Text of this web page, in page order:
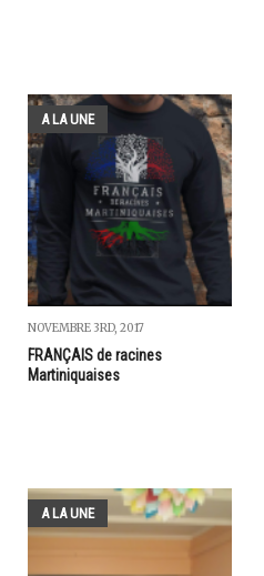
A LA UNE
NOVEMBRE 3RD, 2017
FRANÇAIS de racines
Martiniquaises
A LA UNE